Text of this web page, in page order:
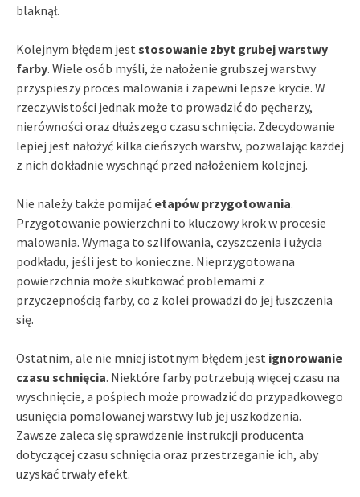
blaknął.
Kolejnym błędem jest stosowanie zbyt grubej warstwy
farby. Wiele osób myśli, że nałożenie grubszej warstwy
przyspieszy proces malowania i zapewni lepsze krycie. W
rzeczywistości jednak może to prowadzić do pęcherzy,
nierówności oraz dłuższego czasu schnięcia. Zdecydowanie
lepiej jest nałożyć kilka cieńszych warstw, pozwalając każdej
z nich dokładnie wyschnąć przed nałożeniem kolejnej.
Nie należy także pomijać etapów przygotowania.
Przygotowanie powierzchni to kluczowy krok w procesie
malowania. Wymaga to szlifowania, czyszczenia i użycia
podkładu, jeśli jest to konieczne. Nieprzygotowana
powierzchnia może skutkować problemami z
przyczepnością farby, co z kolei prowadzi do jej łuszczenia
się.
Ostatnim, ale nie mniej istotnym błędem jest ignorowanie
czasu schnięcia. Niektóre farby potrzebują więcej czasu na
wyschnięcie, a pośpiech może prowadzić do przypadkowego
usunięcia pomalowanej warstwy lub jej uszkodzenia.
Zawsze zaleca się sprawdzenie instrukcji producenta
dotyczącej czasu schnięcia oraz przestrzeganie ich, aby
uzyskać trwały efekt.